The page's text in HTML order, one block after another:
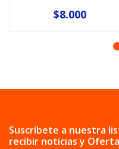
$8.000
Suscríbete a nuestra
recibir noticias y